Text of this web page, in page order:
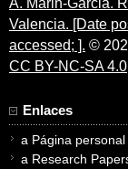
A. Marin-Garcia.
Valencia. [Date
accessed; ]. ©
CC BY-NC-SA 4.0
Enlaces
a Página personal
a Research